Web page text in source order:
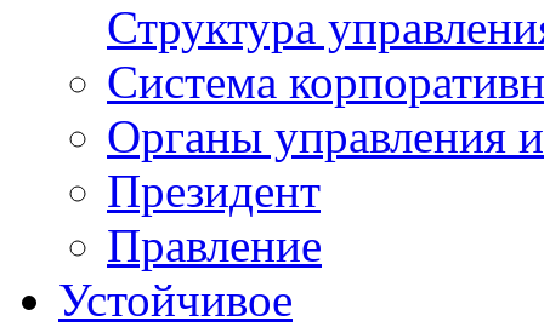
Структура
Система
Органы управления
Президент
Правление
Устойчивое